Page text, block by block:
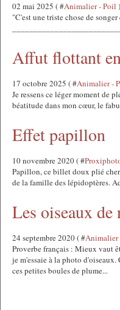
02 mai 2025 ( #Animalier - Poil )
"C'est une triste chose de
Affut flottant
17 octobre 2025 ( #Animalier -
Je ressens ce léger moment de
béatitude dans mon cœur, le
Effet papillon
10 novembre 2020 ( #
Papillon, ce billet doux plié
de la famille des lépidoptères.
Les oiseaux de
24 septembre 2020 ( #Animalier
Proverbe français : Mieux vaut
je m'essaie à la photo
ces petites boules de plume...